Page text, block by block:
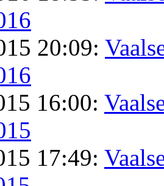
20:09:
16:00:
17:49: